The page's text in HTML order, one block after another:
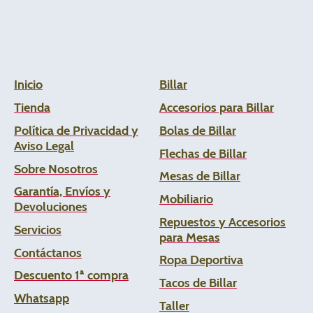
Inicio
Tienda
Política de Privacidad y
Aviso Legal
Sobre Nosotros
Garantía, Envíos y
Devoluciones
Servicios
Contáctanos
Descuento 1ª compra
Whatsapp
Billar
Accesorios para Billar
Bolas de Billar
Flechas de Billar
Mesas de Billar
Mobiliario
Repuestos y Accesorios
para Mesas
Ropa Deportiva
Tacos de Billar
Taller